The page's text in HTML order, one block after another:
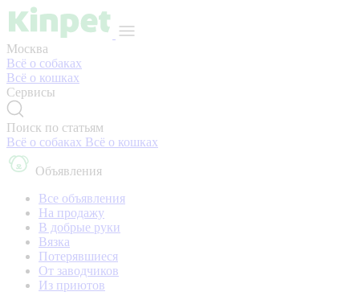
Москва
Всё о собаках
Всё о кошках
Сервисы
Поиск по статьям
Всё о собаках Всё о кошках
Объявления
Все объявления
На продажу
В добрые руки
Вязка
Потерявшиеся
От заводчиков
Из приютов